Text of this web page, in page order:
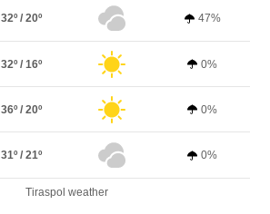
32º / 20º 47%
32º / 16º 0%
36º / 20º 0%
31º / 21º 0%
Tiraspol weather